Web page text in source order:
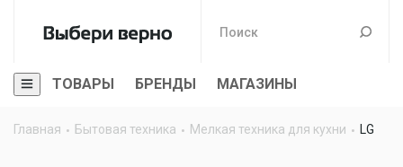
ТОВАРЫ БРЕНДЫ МАГАЗИНЫ
Главная Бытовая техника Мелкая техника для кухни LG